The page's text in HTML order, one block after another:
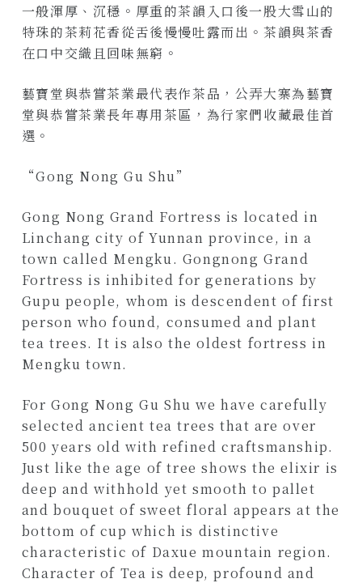
一般渾厚、沉穩。厚重的茶韻入口後一股大雪山的
特珠的茶莉花香從舌後慢慢吐露而出。茶韻與茶香
在口中交織且回味無窮。
藝寶堂與恭嘗茶業最代表作茶品，公弄大寨為藝寶
堂與恭嘗茶業長年專用茶區，為行家們收藏最佳首
選。
“Gong Nong Gu Shu”
Gong Nong Grand Fortress is located in
Linchang city of Yunnan province, in a
town called Mengku. Gongnong Grand
Fortress is inhibited for generations by
Gupu people, whom is descendent of first
person who found, consumed and plant
tea trees. It is also the oldest fortress in
Mengku town.
For Gong Nong Gu Shu we have carefully
selected ancient tea trees that are over
500 years old with refined craftsmanship.
Just like the age of tree shows the elixir is
deep and withhold yet smooth to pallet
and bouquet of sweet floral appears at the
bottom of cup which is distinctive
characteristic of Daxue mountain region.
Character of Tea is deep, profound and